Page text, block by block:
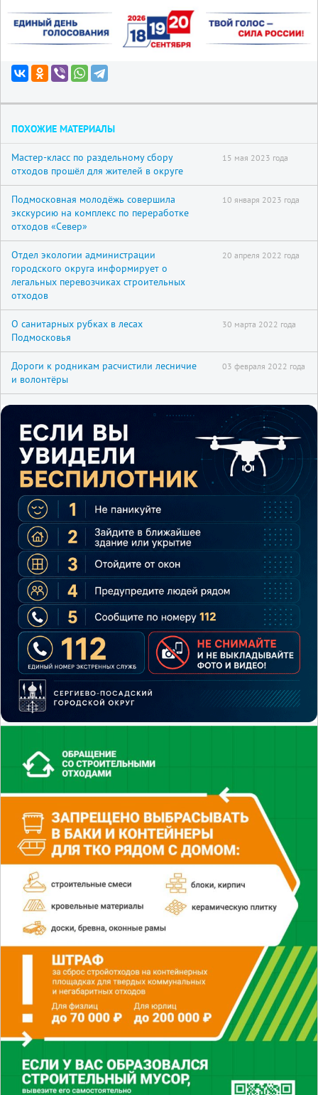
ПОХОЖИЕ МАТЕРИАЛЫ
Мастер-класс по раздельному сбору
отходов прошёл для жителей в округе
15 мая 2023 года
Подмосковная молодёжь совершила
экскурсию на комплекс по переработке
отходов «Север»
10 января 2023 года
Отдел экологии администрации
городского округа информирует о
легальных перевозчиках строительных
отходов
20 апреля 2022 года
О санитарных рубках в лесах
Подмосковья
30 марта 2022 года
Дороги к родникам расчистили лесничие
и волонтёры
03 февраля 2022 года